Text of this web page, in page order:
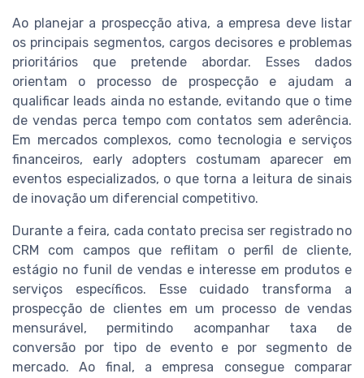
Ao planejar a prospecção ativa, a empresa deve listar
os principais segmentos, cargos decisores e problemas
prioritários que pretende abordar. Esses dados
orientam o processo de prospecção e ajudam a
qualificar leads ainda no estande, evitando que o time
de vendas perca tempo com contatos sem aderência.
Em mercados complexos, como tecnologia e serviços
financeiros, early adopters costumam aparecer em
eventos especializados, o que torna a leitura de sinais
de inovação um diferencial competitivo.
Durante a feira, cada contato precisa ser registrado no
CRM com campos que reflitam o perfil de cliente,
estágio no funil de vendas e interesse em produtos e
serviços específicos. Esse cuidado transforma a
prospecção de clientes em um processo de vendas
mensurável, permitindo acompanhar taxa de
conversão por tipo de evento e por segmento de
mercado. Ao final, a empresa consegue comparar